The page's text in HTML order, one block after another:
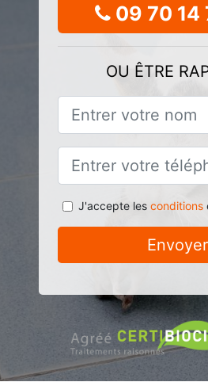
09 70 14
OU ÊTRE
J'accepte les conditions
Envoyer